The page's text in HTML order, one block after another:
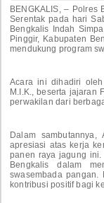
BENGKALIS, – Polres
Serentak pada hari
Bengkalis Indah
Pinggir, Kabupaten
mendukung program
Acara ini dihadiri oleh
M.I.K., beserta jajaran
perwakilan dari
Dalam sambutannya,
apresiasi atas kerja
panen raya jagung
Bengkalis dalam
swasembada
kontribusi positif bagi